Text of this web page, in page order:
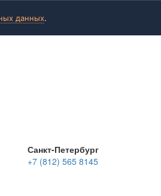
данных.
Санкт-Петербург
+7 (812) 565 8145